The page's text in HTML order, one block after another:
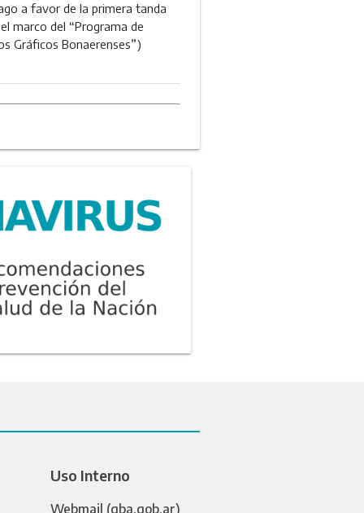
a favor de la primera tanda
marco del “Programa de
Gráficos Bonaerenses”)
Uso Interno
Webmail (gba.gob.ar)